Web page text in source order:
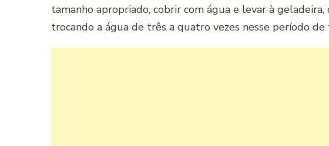
tamanho apropriado, cobrir com água e levar à
trocando a água de três a quatro vezes nesse período de